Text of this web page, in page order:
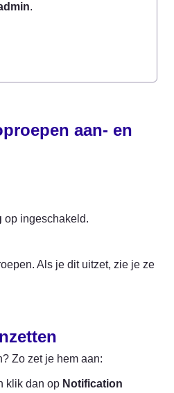
.
aan- en
op ingeschakeld.
Als je dit uitzet, zie je ze
Zo zet je hem aan:
klik dan op Notification